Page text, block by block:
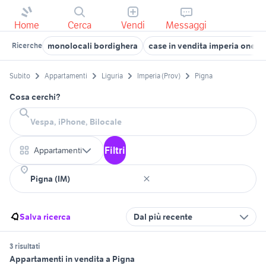
Home Cerca Vendi Messaggi
Ricerche monolocali bordighera case in vendita imperia
Subito Appartamenti Liguria Imperia (Prov) Pigna
Cosa cerchi?
Appartamenti Filtri
Salva ricerca Dal più recente
3 risultati
Appartamenti in vendita a Pigna